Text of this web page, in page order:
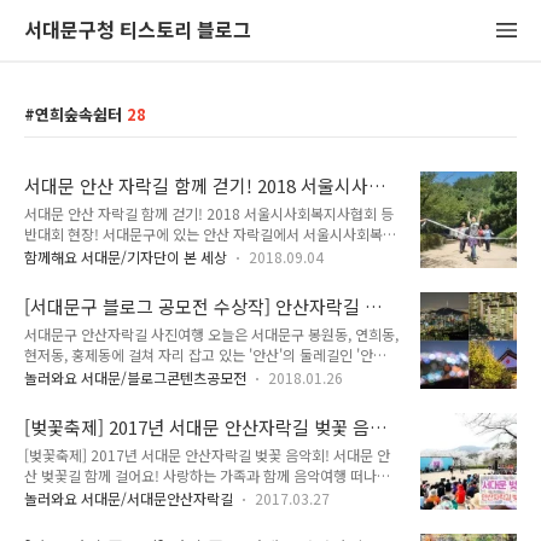
서대문구청 티스토리 블로그
연희숲속쉼터 28
서대문 안산 자락길 함께 걷기! 2018 서울시사회
복시사협회 등반대회 현장!
서대문 안산 자락길 함께 걷기! 2018 서울시사회복지사협회 등
반대회 현장! 서대문구에 있는 안산 자락길에서 서울시사회복지
사협회 등반대회가 열렸습니다. 약 1천 8백명의 서울시사회복지
장, 문석진 서대문구청장, 신원철 시의회 의장, 김혜련 서울시보
건복지위원장 등이 참여해 고민들을 함께 나누고 단결과 화합의
장을 열었어요. ▲ 접수대에서 물을 나눠주는 모습 사회복지는
대부분 정부와 지자체의 보조로 운영되고 있어서 종사자들이 겪
는 어려움들이 많아요. 그러나 오늘 하루만은 스트레스를 푸른
들이 나와서 함께 하고 있었어요. ▲ 신원철 의장(좌측 두 번째)
과 서울사회복지공동모금회 ▲ 안내하는 서울시..
함께해요 서대문/기자단이 본 세상 2018.09.04
[서대문구 블로그 공모전 수상작] 안산자락길 사
진여행
서대문구 안산자락길 사진여행 오늘은 서대문구 봉원동, 연희동,
현저동, 홍제동에 걸쳐 자리 잡고 있는 '안산'의 둘레길인 '안산
자락길'을 주제로 이야기를 전해드리려고 합니다. 우선 안산에
로 불리며, 다른 이름으로는 '무악'이라 하여 무악산이라 불리기
도 합니다. 높이는 296m로 높은 편은 아니나, 기암괴석들이 곳
곳에 있어 산다운 분위기를 낼 수 있는 곳이기도 합니다. 안산자
락길은 총 7km에 걸쳐서 조성되어 있으며, 연희숲속쉼터, 안산
봉수대, 봉원사 등 다양한 볼거리들이 자리 잡고 있습니다. 프롤
놀러와요 서대문/블로그콘텐츠공모전 2018.01.26
[벚꽃축제] 2017년 서대문 안산자락길 벚꽃 음악
회! 서대문 안산 벚꽃길 함께 걸어요
[벚꽃축제] 2017년 서대문 안산자락길 벚꽃 음악회! 서대문 안
산 벚꽃길 함께 걸어요! 사랑하는 가족과 함께 음악여행 떠나요~
「2017년 서대문 안산자락길 벚꽃음악회」가 여러분을 찾아갑
되는데요. TONG지기와 함께 자세히 알아볼까요^^ 음악회 기간
놀러와요 서대문/서대문안산자락길 2017.03.27